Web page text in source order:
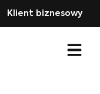
Klient biznesowy